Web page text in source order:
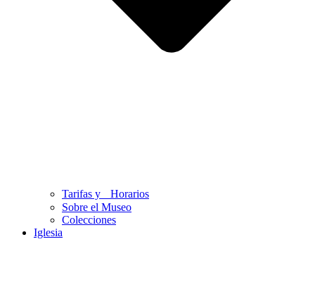
Tarifas y Horarios
Sobre el Museo
Colecciones
Iglesia